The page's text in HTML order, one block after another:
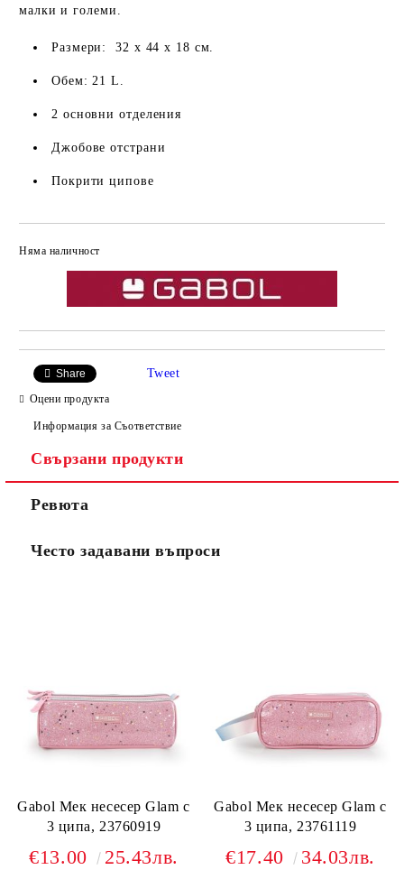
малки и големи.
Размери: 32 х 44 х 18 см.
Обем: 21 L.
2 основни отделения
Джобове отстрани
Покрити ципове
Няма наличност
Share Tweet
Оцени продукта
Информация за Съответствие
Свързани продукти
Ревюта
Често задавани въпроси
Gabol Мек несесер Glam с
3 ципа, 23760919
€13.00 25.43лв.
Gabol Мек несесер Glam с
3 ципа, 23761119
€17.40 34.03лв.